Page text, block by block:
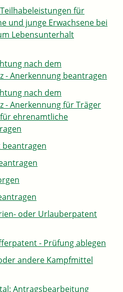
für
und junge Erwachsene bei
Lebensunterhalt
nach dem
- Anerkennung beantragen
nach dem
- Anerkennung für Träger
ehrenamtliche
oder Urlauberpatent
- Prüfung ablegen
andere Kampfmittel
Antragsbearbeitung